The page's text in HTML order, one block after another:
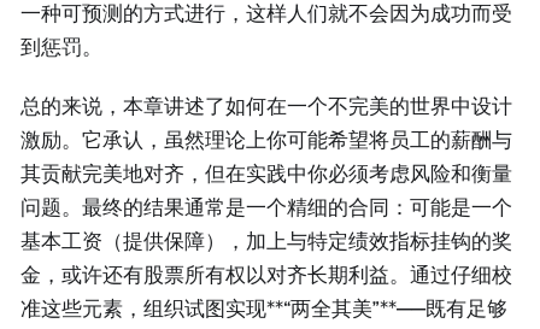
一种可预测的方式进行，这样人们就不会因为成功而受
到惩罚。
总的来说，本章讲述了如何在一个不完美的世界中设计
激励。它承认，虽然理论上你可能希望将员工的薪酬与
其贡献完美地对齐，但在实践中你必须考虑风险和衡量
问题。最终的结果通常是一个精细的合同：可能是一个
基本工资（提供保障），加上与特定绩效指标挂钩的奖
金，或许还有股票所有权以对齐长期利益。通过仔细校
准这些元素，组织试图实现**“两全其美”**——既有足够